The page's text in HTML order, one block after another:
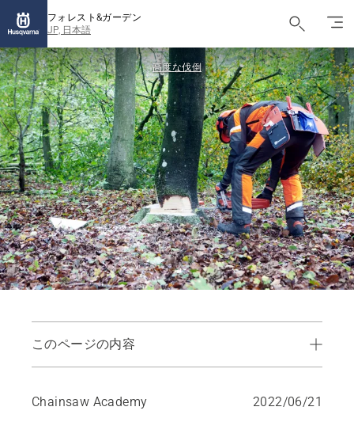
フォレスト&ガーデン
JP, 日本語
高度な伐倒
このページの内容
大径木の伐倒方法
Chainsaw Academy 2022/06/21